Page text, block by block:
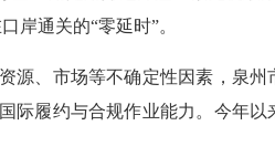
岸通关的“零延时”。
、市场等不确定性因素，泉州
履约与合规作业能力。今年